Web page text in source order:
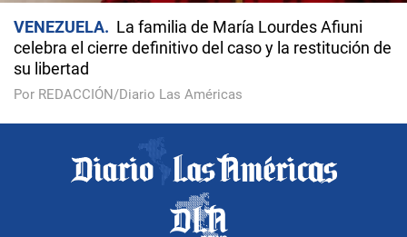
VENEZUELA
La familia de María Lourdes Afiuni
celebra el cierre definitivo del caso y la restitución de
su libertad
Por REDACCIÓN/Diario Las Américas